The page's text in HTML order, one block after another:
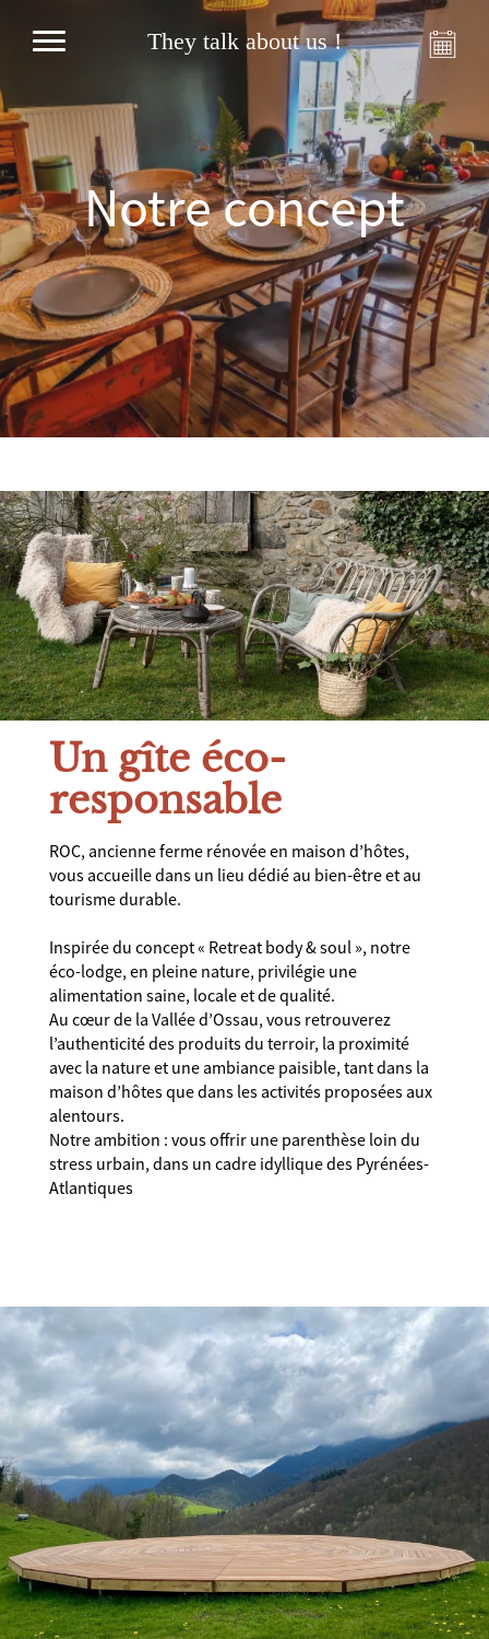
They talk about us !
Notre concept
Un gîte éco-
responsable
ROC, ancienne ferme rénovée en maison d’hôtes,
vous accueille dans un lieu dédié au bien-être et au
tourisme durable.
Inspirée du concept « Retreat body & soul », notre
éco-lodge, en pleine nature, privilégie une
alimentation saine, locale et de qualité.
Au cœur de la Vallée d’Ossau, vous retrouverez
l’authenticité des produits du terroir, la proximité
avec la nature et une ambiance paisible, tant dans la
maison d’hôtes que dans les activités proposées aux
alentours.
Notre ambition : vous offrir une parenthèse loin du
stress urbain, dans un cadre idyllique des Pyrénées-
Atlantiques